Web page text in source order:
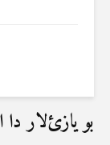
بو یازئ‌لار دا